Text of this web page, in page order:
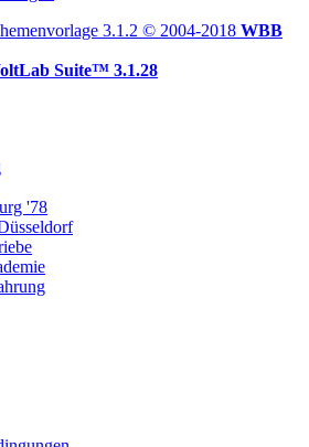
3.1.2 © 2004-2018 WBB
Suite™ 3.1.28
'78